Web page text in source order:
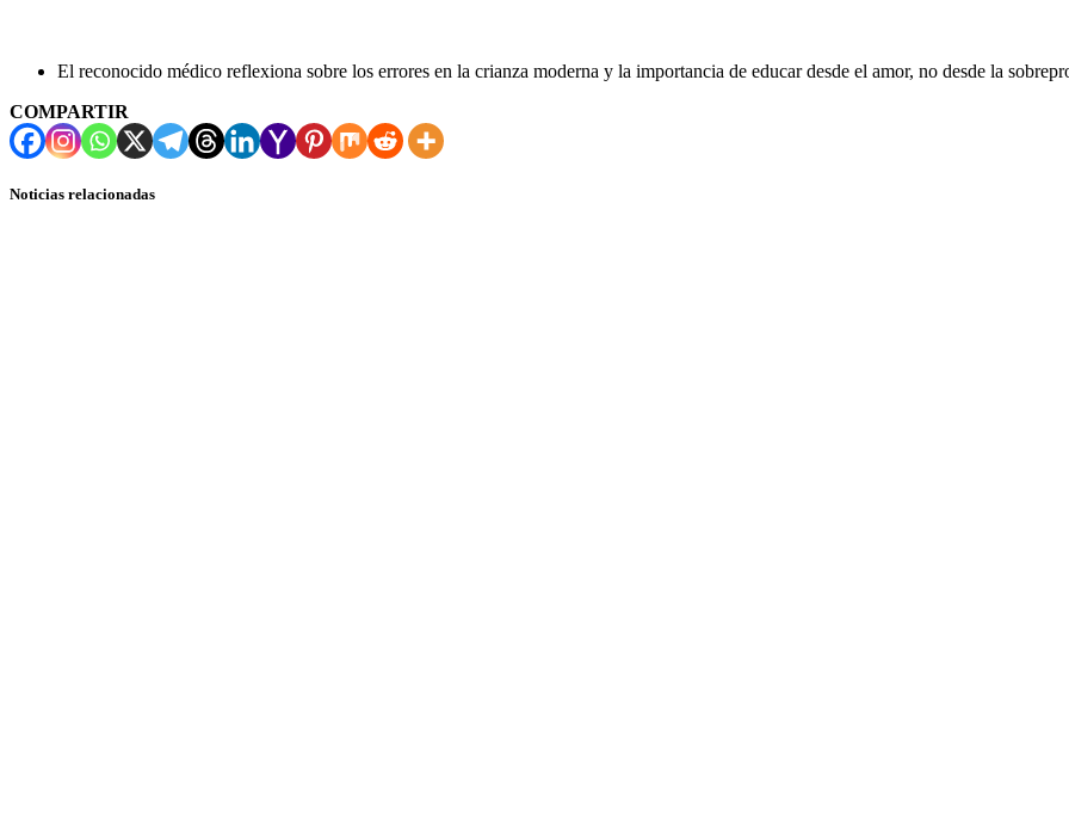
El reconocido médico reflexiona sobre los errores en la crianza moderna y la importancia de educar desde el amor, no desde la
COMPARTIR
Noticias relacionadas